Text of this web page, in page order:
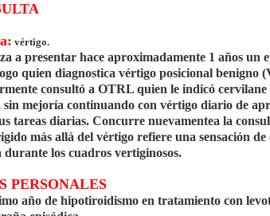
vértigo.
a presentar hace aproximadamente 1 años un
quien diagnostica vértigo posicional benigno
consultó a OTRL quien le indicó
mejoría continuando con vértigo diario de
tareas diarias. Concurre nuevamentea la
más allá del vértigo refiere una sensación
los cuadros vertiginosos.
PERSONALES
año de hipotiroidismo en tratamiento con